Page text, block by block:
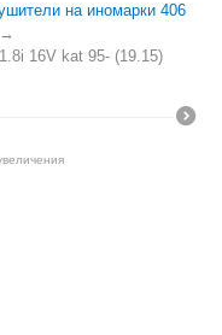
на иномарки 406
16V kat 95- (19.15)